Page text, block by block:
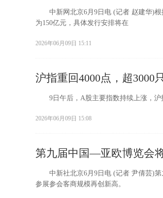
中新网北京6月9日电 (记者 赵建华)根
为150亿元，具体发行安排将在
2026年06月09日 15:11
沪指重回4000点，超3000
9日午后，A股主要指数持续上涨，沪指
2026年06月09日 15:08
第九届中国—亚欧博览会
中新社北京6月9日电 (记者 尹倩芸)第
参展参会客商规模再创新高。